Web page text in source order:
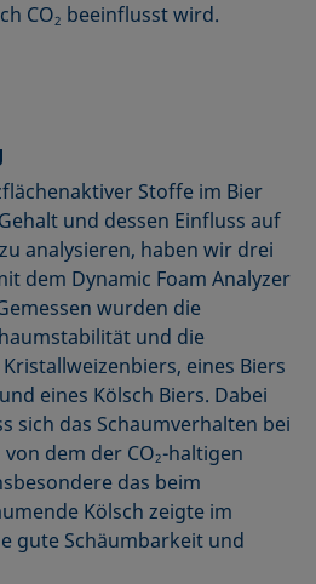
CO2 beeinflusst wird.
Stoffe im Bier
und dessen Einfluss auf
analysieren, haben wir drei
dem Dynamic Foam Analyzer
wurden die
und die
eines Biers
eines Kölsch Biers. Dabei
sich das Schaumverhalten bei
dem der CO2-haltigen
das beim
Kölsch zeigte im
gute Schäumbarkeit und